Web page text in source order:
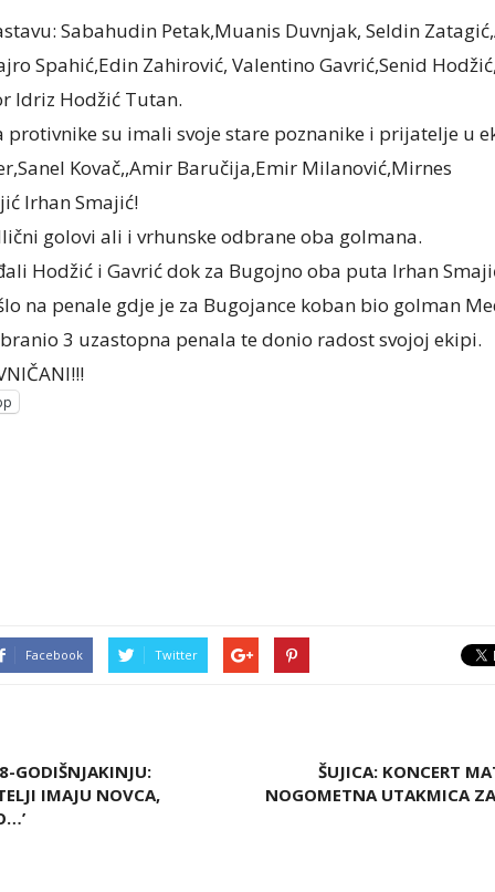
Sabahudin Petak,Muanis Duvnjak, Seldin
Spahić,Edin Zahirović, Valentino Gavrić,Senid
Idriz Hodžić Tutan.
protivnike su imali svoje stare poznanike i prijatelje u
Kovač,,Amir Baručija,Emir Milanović,Mirnes
Irhan Smajić!
golovi ali i vrhunske odbrane oba golmana.
Hodžić i Gavrić dok za Bugojno oba puta Irhan
na penale gdje je za Bugojance koban bio golman
3 uzastopna penala te donio radost svojoj ekipi.
Facebook Twitter
GODIŠNJAKINJU:
IMAJU NOVCA,
ŠUJICA: KONCERT
NOGOMETNA UTAKMICA